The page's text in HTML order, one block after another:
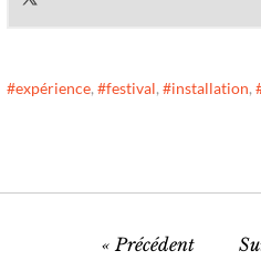
expérience, festival, installation,
Précédent